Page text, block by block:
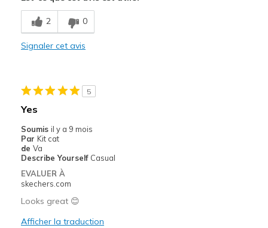
Breathe Well
Comfortable
Les meilleures utilisations
Going Out
2 0
Signaler cet avis
5
Yes
Soumis il y a 9 mois
Par Kit cat
de Va
Describe Yourself Casual
EVALUER À
skechers.com
Looks great 😊
Afficher la traduction